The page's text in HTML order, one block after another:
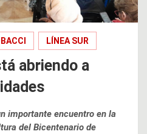
LÍNEA SUR
abriendo a
importante encuentro en la
del Bicentenario de